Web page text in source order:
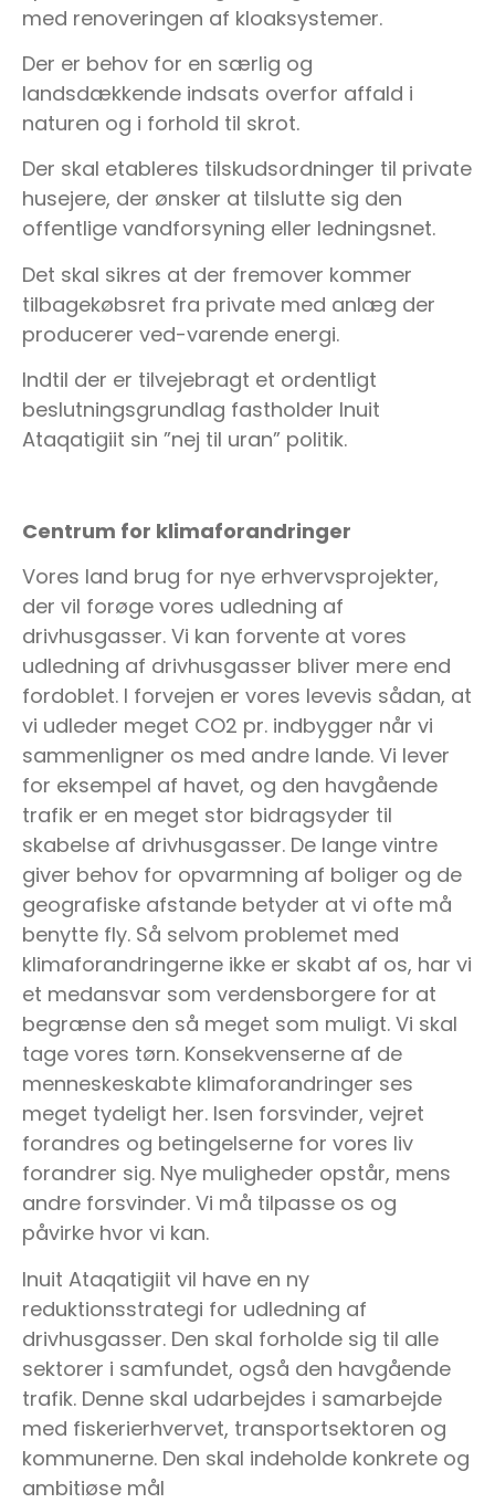
med renoveringen af kloaksystemer.
Der er behov for en særlig og
landsdækkende indsats overfor affald i
naturen og i forhold til skrot.
Der skal etableres tilskudsordninger til private
husejere, der ønsker at tilslutte sig den
offentlige vandforsyning eller ledningsnet.
Det skal sikres at der fremover kommer
tilbagekøbsret fra private med anlæg der
producerer ved-varende energi.
Indtil der er tilvejebragt et ordentligt
beslutningsgrundlag fastholder Inuit
Ataqatigiit sin ”nej til uran” politik.
Centrum for klimaforandringer
Vores land brug for nye erhvervsprojekter,
der vil forøge vores udledning af
drivhusgasser. Vi kan forvente at vores
udledning af drivhusgasser bliver mere end
fordoblet. I forvejen er vores levevis sådan, at
vi udleder meget CO2 pr. indbygger når vi
sammenligner os med andre lande. Vi lever
for eksempel af havet, og den havgående
trafik er en meget stor bidragsyder til
skabelse af drivhusgasser. De lange vintre
giver behov for opvarmning af boliger og de
geografiske afstande betyder at vi ofte må
benytte fly. Så selvom problemet med
klimaforandringerne ikke er skabt af os, har vi
et medansvar som verdensborgere for at
begrænse den så meget som muligt. Vi skal
tage vores tørn. Konsekvenserne af de
menneskeskabte klimaforandringer ses
meget tydeligt her. Isen forsvinder, vejret
forandres og betingelserne for vores liv
forandrer sig. Nye muligheder opstår, mens
andre forsvinder. Vi må tilpasse os og
påvirke hvor vi kan.
Inuit Ataqatigiit vil have en ny
reduktionsstrategi for udledning af
drivhusgasser. Den skal forholde sig til alle
sektorer i samfundet, også den havgående
trafik. Denne skal udarbejdes i samarbejde
med fiskerierhvervet, transportsektoren og
kommunerne. Den skal indeholde konkrete og
ambitiøse mål